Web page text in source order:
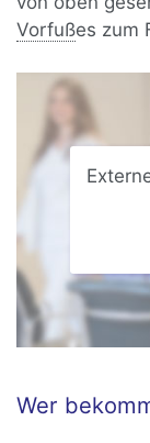
Vorfußes zum
Wer